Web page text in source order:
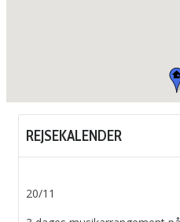
REJSEKALENDER
20/11